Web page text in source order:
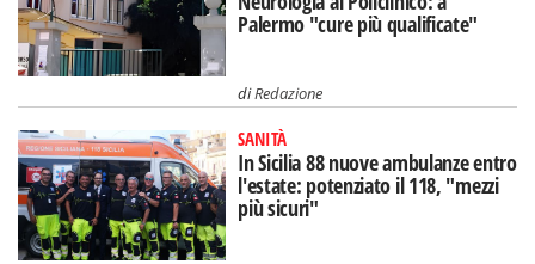
Palermo "cure più qualificate"
diRedazione
SANITÀ
In Sicilia 88 nuove ambulanze entro
l'estate: potenziato il 118, "mezzi
più sicuri"